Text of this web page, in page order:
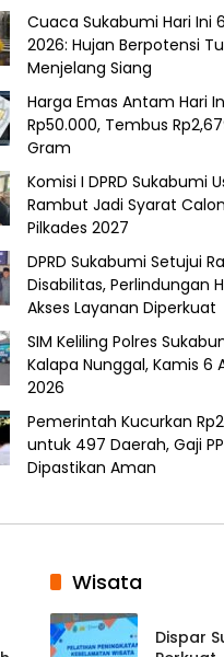
Cuaca Sukabumi Hari Ini
2026: Hujan Berpotensi
Menjelang Siang
Harga Emas Antam Hari
Rp50.000, Tembus
Gram
Komisi I DPRD Sukabumi
Rambut Jadi Syarat
Pilkades 2027
DPRD Sukabumi Setujui
Disabilitas, Perlindungan
Akses Layanan Diperkuat
SIM Keliling Polres
Kalapa Nunggal, Kamis 6
2026
Pemerintah Kucurkan
untuk 497 Daerah, Gaji
Dipastikan Aman
Wisata
Dispar